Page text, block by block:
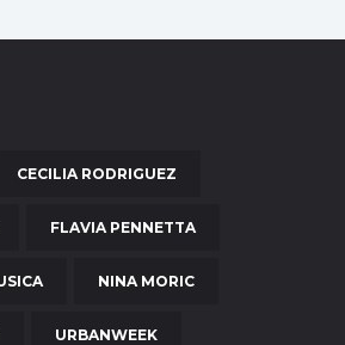
CECILIA RODRIGUEZ
FLAVIA PENNETTA
NINA MORIC
URBANWEEK